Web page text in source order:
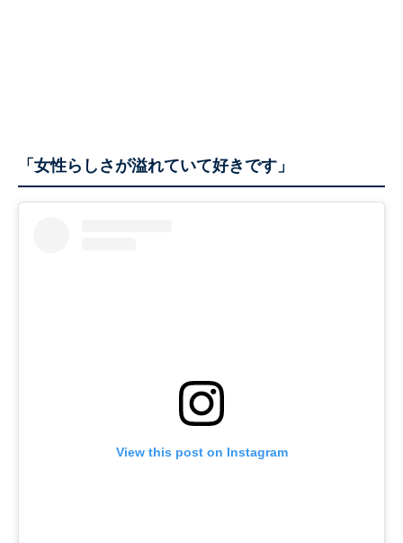
「女性らしさが溢れていて好きです」
View this post on Instagram